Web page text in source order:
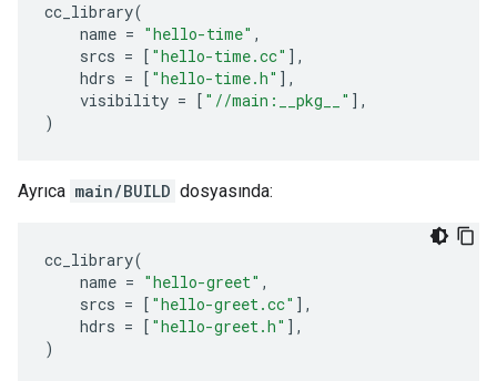
cc_library(
name = "hello-time" ,
srcs = [ "hello-time.cc" ],
hdrs = [ "hello-time.h" ],
visibility = [ "//main:__pkg__" ],
)
Ayrıca main/BUILD dosyasında:
cc_library(
name = "hello-greet" ,
srcs = [ "hello-greet.cc" ],
hdrs = [ "hello-greet.h" ],
)